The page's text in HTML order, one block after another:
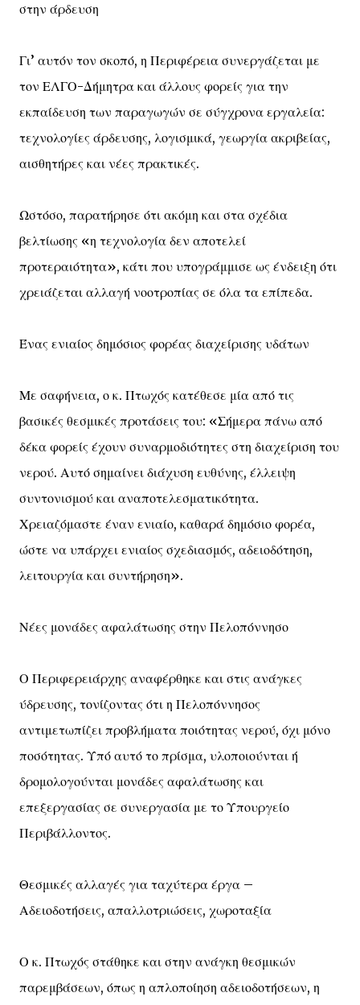
στην άρδευση
Γι’ αυτόν τον σκοπό, η Περιφέρεια συνεργάζεται με
τον ΕΛΓΟ-Δήμητρα και άλλους φορείς για την
εκπαίδευση των παραγωγών σε σύγχρονα εργαλεία:
τεχνολογίες άρδευσης, λογισμικά, γεωργία ακριβείας,
αισθητήρες και νέες πρακτικές.
Ωστόσο, παρατήρησε ότι ακόμη και στα σχέδια
βελτίωσης «η τεχνολογία δεν αποτελεί
προτεραιότητα», κάτι που υπογράμμισε ως ένδειξη ότι
χρειάζεται αλλαγή νοοτροπίας σε όλα τα επίπεδα.
Ένας ενιαίος δημόσιος φορέας διαχείρισης υδάτων
Με σαφήνεια, ο κ. Πτωχός κατέθεσε μία από τις
βασικές θεσμικές προτάσεις του: «Σήμερα πάνω από
δέκα φορείς έχουν συναρμοδιότητες στη διαχείριση του
νερού. Αυτό σημαίνει διάχυση ευθύνης, έλλειψη
συντονισμού και αναποτελεσματικότητα.
Χρειαζόμαστε έναν ενιαίο, καθαρά δημόσιο φορέα,
ώστε να υπάρχει ενιαίος σχεδιασμός, αδειοδότηση,
λειτουργία και συντήρηση».
Νέες μονάδες αφαλάτωσης στην Πελοπόννησο
Ο Περιφερειάρχης αναφέρθηκε και στις ανάγκες
ύδρευσης, τονίζοντας ότι η Πελοπόννησος
αντιμετωπίζει προβλήματα ποιότητας νερού, όχι μόνο
ποσότητας. Υπό αυτό το πρίσμα, υλοποιούνται ή
δρομολογούνται μονάδες αφαλάτωσης και
επεξεργασίας σε συνεργασία με το Υπουργείο
Περιβάλλοντος.
Θεσμικές αλλαγές για ταχύτερα έργα –
Αδειοδοτήσεις, απαλλοτριώσεις, χωροταξία
Ο κ. Πτωχός στάθηκε και στην ανάγκη θεσμικών
παρεμβάσεων, όπως η απλοποίηση αδειοδοτήσεων, η